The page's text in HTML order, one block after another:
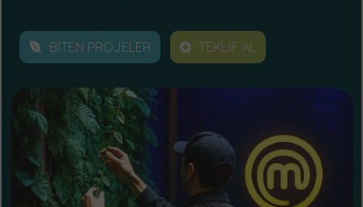
BİTEN PROJELER TEKLİF AL